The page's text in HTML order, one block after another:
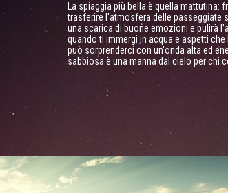
La spiaggia più bella è quella mattutina:
trasferire l'atmosfera delle passeggiate
una scarica di buone emozioni e pulirà
quando ti immergi in acqua e aspetti
può sorprenderci con un'onda alta ed
sabbiosa è una manna dal cielo per chi